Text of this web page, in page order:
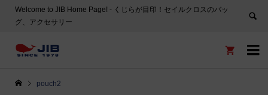
Welcome to JIB Home Page! ‐ くじらが目印！セイルクロスのバッ
グ、アクセサリー


pouch2